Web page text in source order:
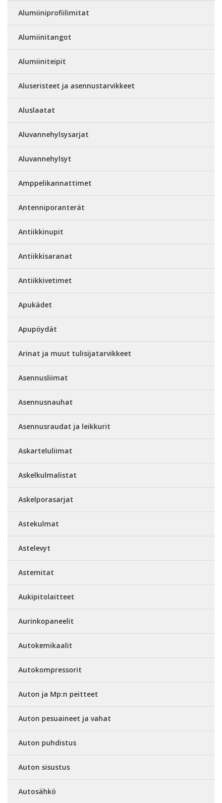
Alumiiniprofiilimitat
Alumiinitangot
Alumiiniteipit
Aluseristeet ja asennustarvikkeet
Aluslaatat
Aluvannehylsysarjat
Aluvannehylsyt
Amppelikannattimet
Antenniporanterät
Antiikkinupit
Antiikkisaranat
Antiikkivetimet
Apukädet
Apupöydät
Arinat ja muut tulisijatarvikkeet
Asennusliimat
Asennusnauhat
Asennusraudat ja leikkurit
Askarteluliimat
Askelkulmalistat
Askelporasarjat
Astekulmat
Astelevyt
Astemitat
Aukipitolaitteet
Aurinkopaneelit
Autokemikaalit
Autokompressorit
Auton ja Mp:n peitteet
Auton pesuaineet ja vahat
Auton puhdistus
Auton sisustus
Autosähkö